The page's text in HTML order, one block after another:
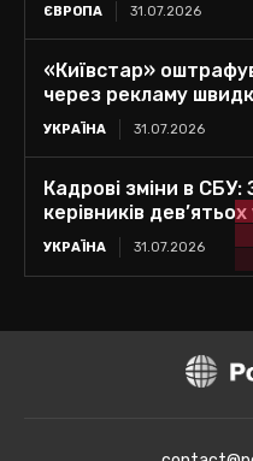
ЄВРОПА 31.07.2026
«Київстар»
через рекламу
УКРАЇНА 31.07.2026
Кадрові зміни в СБУ:
керівників
УКРАЇНА 31.07.2026